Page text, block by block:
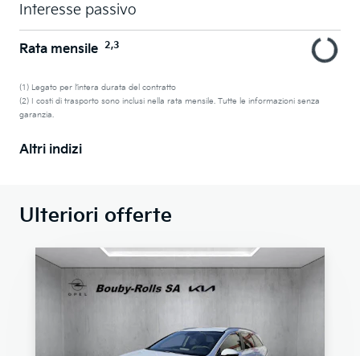
Interesse passivo
Rata mensile 2,3
(1) Legato per l’intera durata del contratto
(2) I costi di trasporto sono inclusi nella rata mensile. Tutte le informazioni senza
garanzia.
Altri indizi
Ulteriori offerte